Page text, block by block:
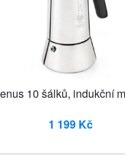
10 šálků, indukční
1 199 Kč